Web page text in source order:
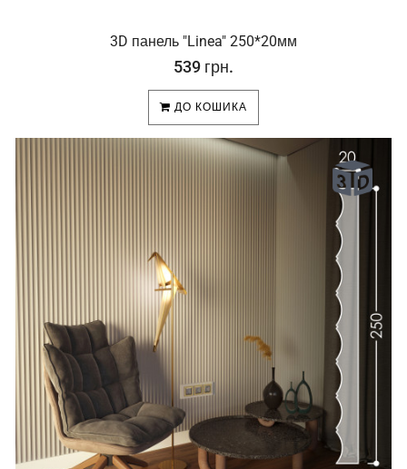
3D панель "Linea" 250*20мм
539 грн.
ДО КОШИКА